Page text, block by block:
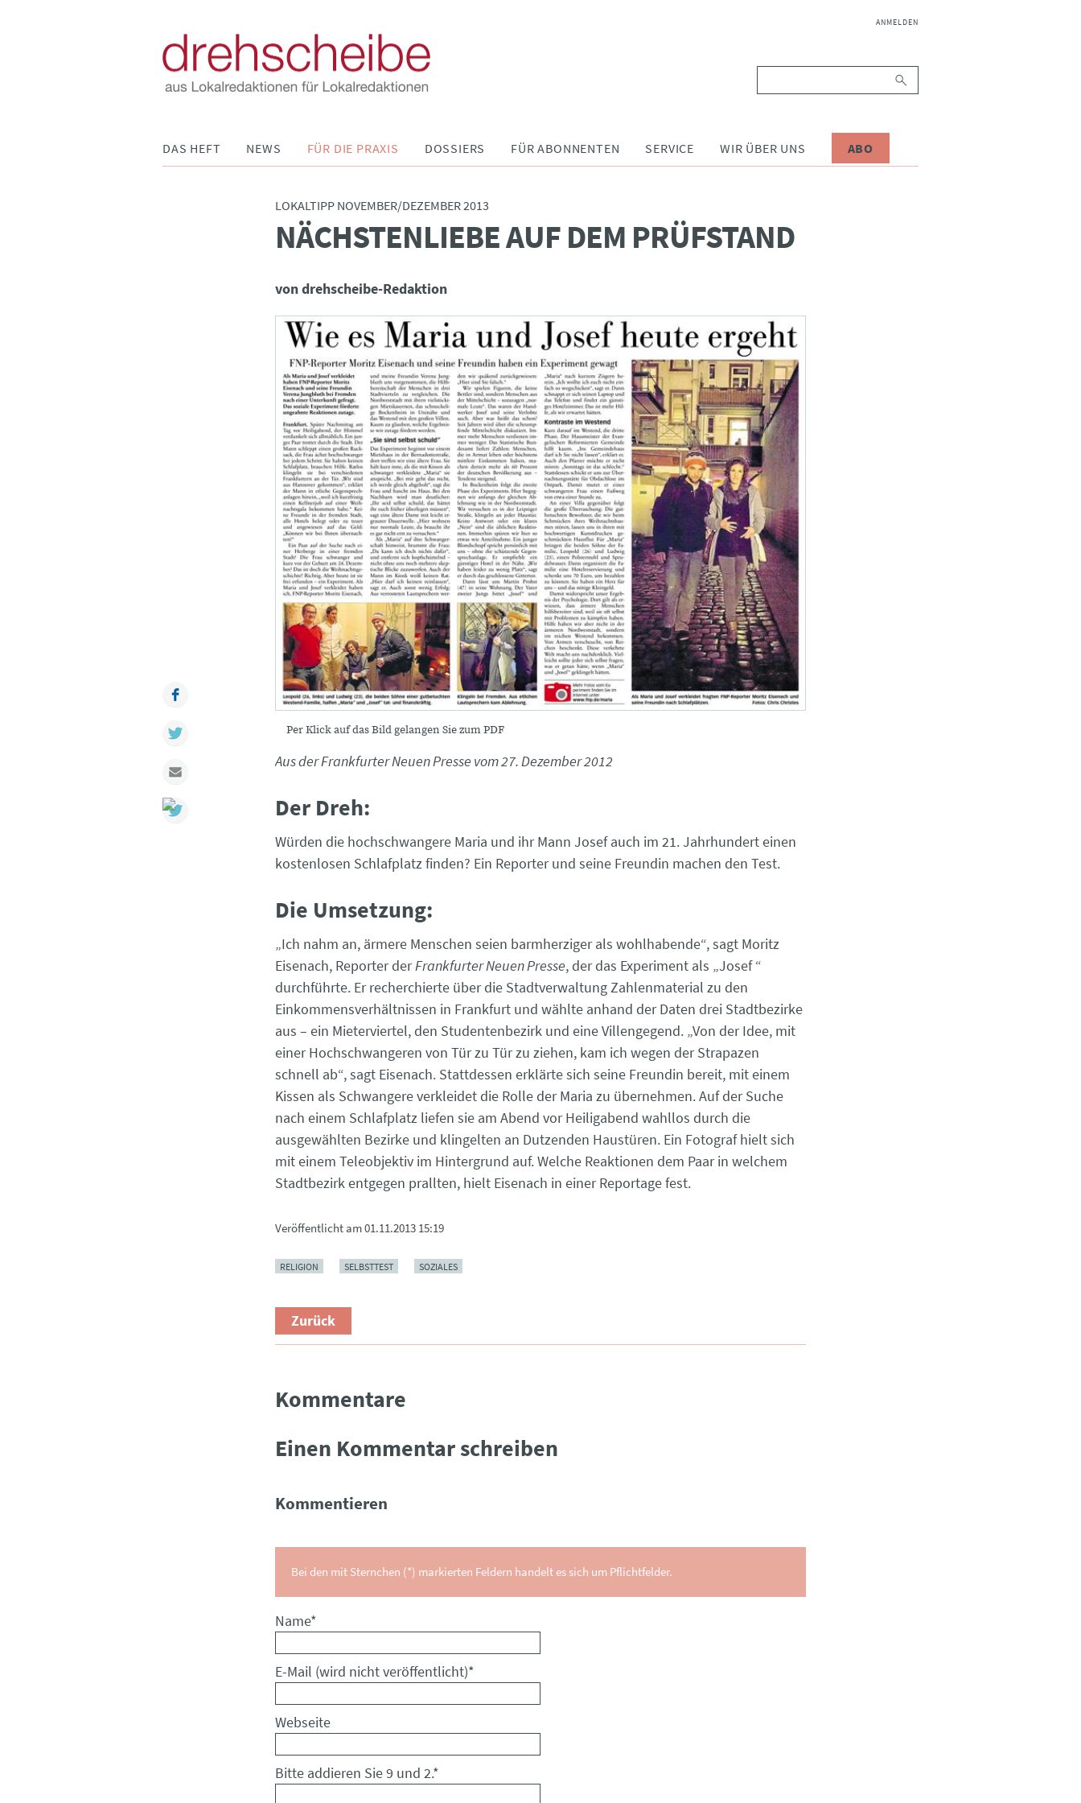
NAVIGATION
ANMELDEN
DAS HEFT NEWS FÜR DIE PRAXIS DOSSIERS FÜR ABONNENTEN SERVICE WIR ÜBER UNS ABO
LOKALTIPP NOVEMBER/DEZEMBER 2013
NÄCHSTENLIEBE AUF DEM PRÜFSTAND
von drehscheibe-Redaktion
Per Klick auf das Bild gelangen Sie zum PDF
Aus der Frankfurter Neuen Presse vom 27. Dezember 2012
Der Dreh:
Würden die hochschwangere Maria und ihr Mann Josef auch im 21. Jahrhundert einen
kostenlosen Schlafplatz finden? Ein Reporter und seine Freundin machen den Test.
Die Umsetzung:
„Ich nahm an, ärmere Menschen seien barmherziger als wohlhabende“, sagt Moritz
Eisenach, Reporter derFrankfurter Neuen Presse, der das Experiment als „Josef “
durchführte. Er recherchierte über die Stadtverwaltung Zahlenmaterial zu den
Einkommensverhältnissen in Frankfurt und wählte anhand der Daten drei Stadtbezirke
aus – ein Mieterviertel, den Studentenbezirk und eine Villengegend. „Von der Idee, mit
einer Hochschwangeren von Tür zu Tür zu ziehen, kam ich wegen der Strapazen
schnell ab“, sagt Eisenach. Stattdessen erklärte sich seine Freundin bereit, mit einem
Kissen als Schwangere verkleidet die Rolle der Maria zu übernehmen. Auf der Suche
nach einem Schlafplatz liefen sie am Abend vor Heiligabend wahllos durch die
ausgewählten Bezirke und klingelten an Dutzenden Haustüren. Ein Fotograf hielt sich
mit einem Teleobjektiv im Hintergrund auf. Welche Reaktionen dem Paar in welchem
Stadtbezirk entgegen prallten, hielt Eisenach in einer Reportage fest.
Veröffentlicht am01.11.2013 15:19
RELIGION SELBSTTEST SOZIALES
Zurück
Kommentare
Einen Kommentar schreiben
Kommentieren
Bei den mit Sternchen (*) markierten Feldern handelt es sich um Pflichtfelder.
Pflichtfeld
Name*
Pflichtfeld
E-Mail (wird nicht veröffentlicht)*
Webseite
Bitte addieren Sie 9 und 2.*